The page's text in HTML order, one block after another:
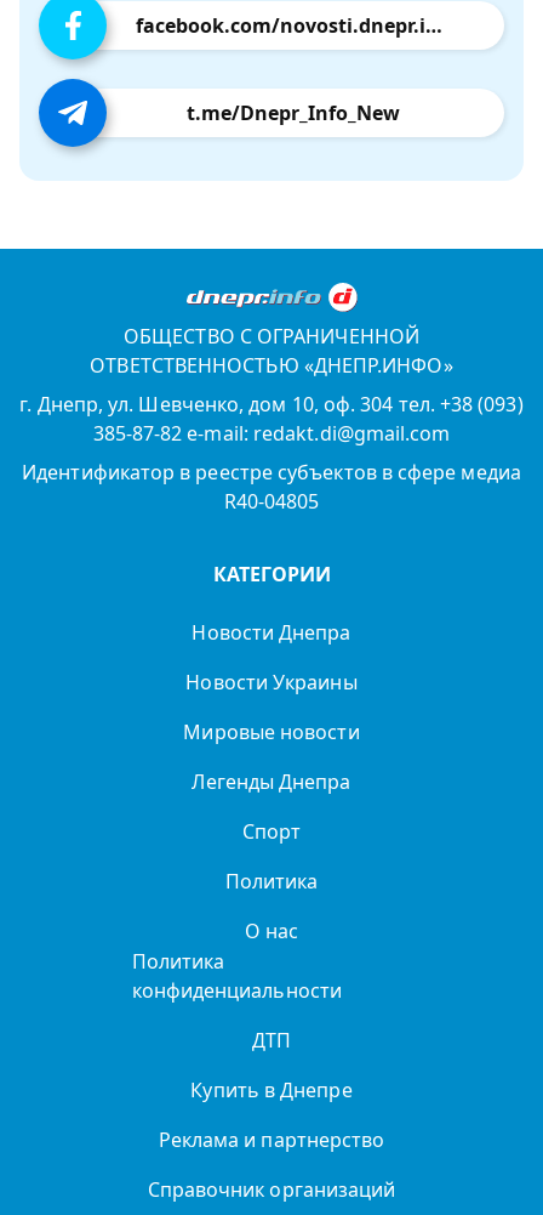
facebook.com/novosti.dnepr.info
t.me/Dnepr_Info_New
ОБЩЕСТВО С ОГРАНИЧЕННОЙ
ОТВЕТСТВЕННОСТЬЮ «ДНЕПР.ИНФО»
г. Днепр, ул. Шевченко, дом 10, оф. 304 тел. +38 (093)
385-87-82 e-mail: redakt.di@gmail.com
Идентификатор в реестре субъектов в сфере медиа
R40-04805
КАТЕГОРИИ
Новости Днепра
Новости Украины
Мировые новости
Легенды Днепра
Спорт
Политика
О нас
Политика
конфиденциальности
ДТП
Купить в Днепре
Реклама и партнерство
Справочник организаций